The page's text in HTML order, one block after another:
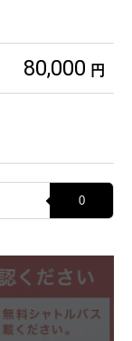
80,000 円
0